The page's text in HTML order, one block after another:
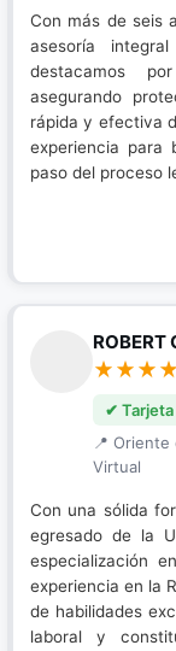
Con más de seis
asesoría
destacamos
asegurando
rápida y efectiva
experiencia para
paso del proceso
ROBERT
✔
📍 Oriente
Virtual
Con una sólida
egresado de la
especialización
experiencia en la
de habilidades
laboral y